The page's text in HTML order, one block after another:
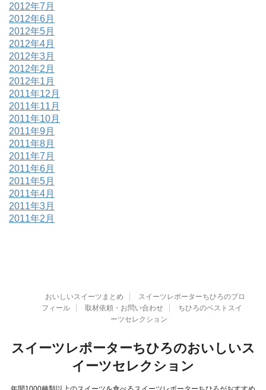
2012年7月
2012年6月
2012年5月
2012年4月
2012年3月
2012年2月
2012年1月
2011年12月
2011年11月
2011年10月
2011年9月
2011年8月
2011年7月
2011年6月
2011年5月
2011年4月
2011年3月
2011年2月
おいしいスイーツまとめ
スイーツレポーターちひろのプロ
フィール
取材依頼・お問い合わせ
ちひろのベストスイ
ーツセレクション
スイーツレポーターちひろのおいしいス
イーツセレクション